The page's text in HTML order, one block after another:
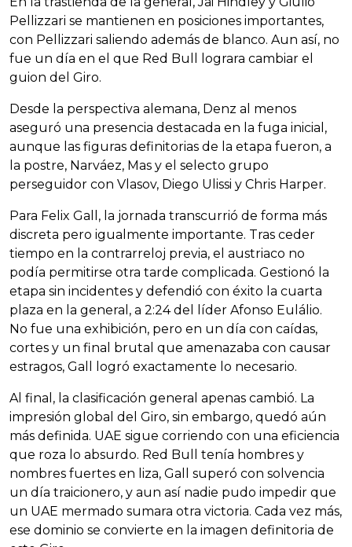
Pellizzari se mantienen en posiciones importantes,
con Pellizzari saliendo además de blanco. Aun así, no
fue un día en el que Red Bull lograra cambiar el
guion del Giro.
Desde la perspectiva alemana, Denz al menos
aseguró una presencia destacada en la fuga inicial,
aunque las figuras definitorias de la etapa fueron, a
la postre, Narváez, Mas y el selecto grupo
perseguidor con Vlasov, Diego Ulissi y Chris Harper.
Para Felix Gall, la jornada transcurrió de forma más
discreta pero igualmente importante. Tras ceder
tiempo en la contrarreloj previa, el austriaco no
podía permitirse otra tarde complicada. Gestionó la
etapa sin incidentes y defendió con éxito la cuarta
plaza en la general, a 2:24 del líder Afonso Eulálio.
No fue una exhibición, pero en un día con caídas,
cortes y un final brutal que amenazaba con causar
estragos, Gall logró exactamente lo necesario.
Al final, la clasificación general apenas cambió. La
impresión global del Giro, sin embargo, quedó aún
más definida. UAE sigue corriendo con una eficiencia
que roza lo absurdo. Red Bull tenía hombres y
nombres fuertes en liza, Gall superó con solvencia
un día traicionero, y aun así nadie pudo impedir que
un UAE mermado sumara otra victoria. Cada vez más,
ese dominio se convierte en la imagen definitoria de